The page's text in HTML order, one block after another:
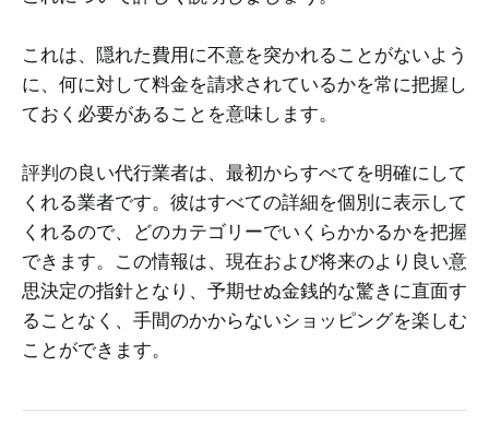
これは、隠れた費用に不意を突かれることがないよう
に、何に対して料金を請求されているかを常に把握し
ておく必要があることを意味します。
評判の良い代行業者は、最初からすべてを明確にして
くれる業者です。彼はすべての詳細を個別に表示して
くれるので、どのカテゴリーでいくらかかるかを把握
できます。この情報は、現在および将来のより良い意
思決定の指針となり、予期せぬ金銭的な驚きに直面す
ることなく、手間のかからないショッピングを楽しむ
ことができます。